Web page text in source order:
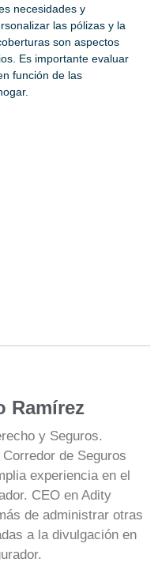
necesidades y
las pólizas y la
son aspectos
Es importante evaluar
función de las
Ramírez
y Seguros.
de Seguros
experiencia en el
CEO en Adity
de administrar otras
a la divulgación en